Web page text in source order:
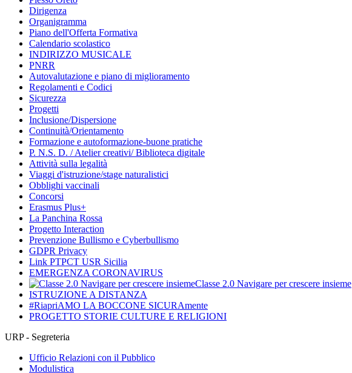
Dirigenza
Organigramma
Piano dell'Offerta Formativa
Calendario scolastico
INDIRIZZO MUSICALE
PNRR
Autovalutazione e piano di miglioramento
Regolamenti e Codici
Sicurezza
Progetti
Inclusione/Dispersione
Continuità/Orientamento
Formazione e autoformazione-buone pratiche
P. N.S. D. / Atelier creativi/ Biblioteca digitale
Attività sulla legalità
Viaggi d'istruzione/stage naturalistici
Obblighi vaccinali
Concorsi
Erasmus Plus+
La Panchina Rossa
Progetto Interaction
Prevenzione Bullismo e Cyberbullismo
GDPR Privacy
Link PTPCT USR Sicilia
EMERGENZA CORONAVIRUS
Classe 2.0 Navigare per crescere insieme
ISTRUZIONE A DISTANZA
#RiapriAMO LA BOCCONE SICURAmente
PROGETTO STORIE CULTURE E RELIGIONI
URP - Segreteria
Ufficio Relazioni con il Pubblico
Modulistica